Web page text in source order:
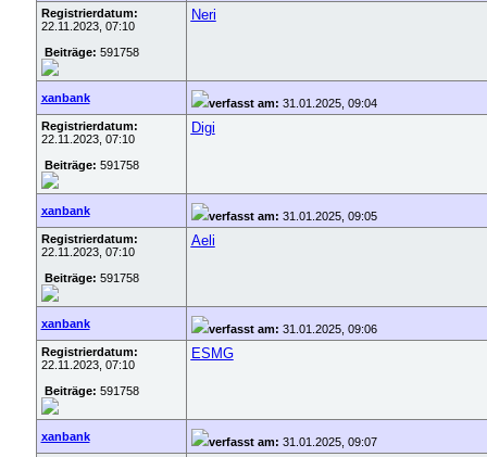
Registrierdatum:
22.11.2023, 07:10
Beiträge: 591758
Neri
xanbank verfasst am: 31.01.2025, 09:04
Registrierdatum:
22.11.2023, 07:10
Beiträge: 591758
Digi
xanbank verfasst am: 31.01.2025, 09:05
Registrierdatum:
22.11.2023, 07:10
Beiträge: 591758
Aeli
xanbank verfasst am: 31.01.2025, 09:06
Registrierdatum:
22.11.2023, 07:10
Beiträge: 591758
ESMG
xanbank verfasst am: 31.01.2025, 09:07